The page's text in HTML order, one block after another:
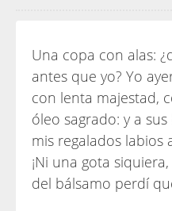
Una copa con alas:
antes que yo? Yo
con lenta majestad,
óleo sagrado: y a
mis regalados labios
¡Ni una gota
del bálsamo perdí